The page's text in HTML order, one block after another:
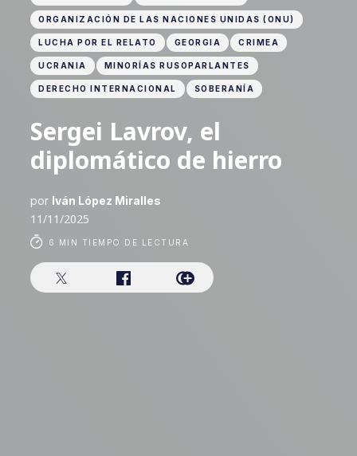
ORGANIZACIÓN DE LAS NACIONES UNIDAS (ONU)
LUCHA POR EL RELATO GEORGIA CRIMEA
UCRANIA MINORÍAS RUSOPARLANTES
DERECHO INTERNACIONAL SOBERANÍA
Sergei Lavrov, el
diplomático de hierro
por Iván López Miralles
11/11/2025
6 MIN TIEMPO DE LECTURA